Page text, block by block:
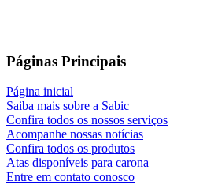
Páginas Principais
Página inicial
Saiba mais sobre a Sabic
Confira todos os nossos serviços
Acompanhe nossas notícias
Confira todos os produtos
Atas disponíveis para carona
Entre em contato conosco